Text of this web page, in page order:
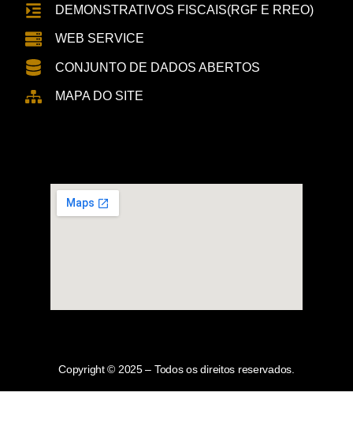
DEMONSTRATIVOS FISCAIS(RGF E RREO)
WEB SERVICE
CONJUNTO DE DADOS ABERTOS
MAPA DO SITE
Copyright © 2025 – Todos os direitos reservados.